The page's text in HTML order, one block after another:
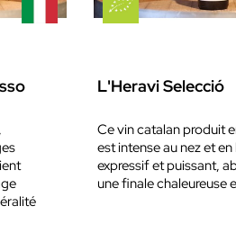
L'Heravi Selecció
Ce vin catalan produit
est intense au nez et
expressif et puissant,
une finale chaleureuse